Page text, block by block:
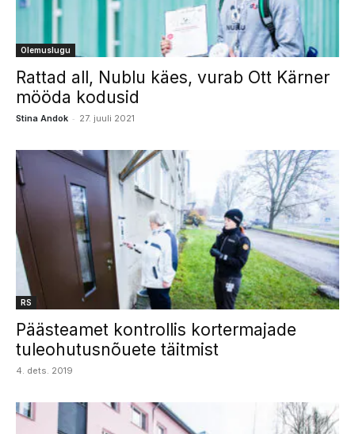
Olemuslugu
Rattad all, Nublu käes, vurab Ott Kärner
mööda kodusid
Stina Andok - 27. juuli 2021
RS
Päästeamet kontrollis kortermajade
tuleohutusnõuete täitmist
4. dets. 2019